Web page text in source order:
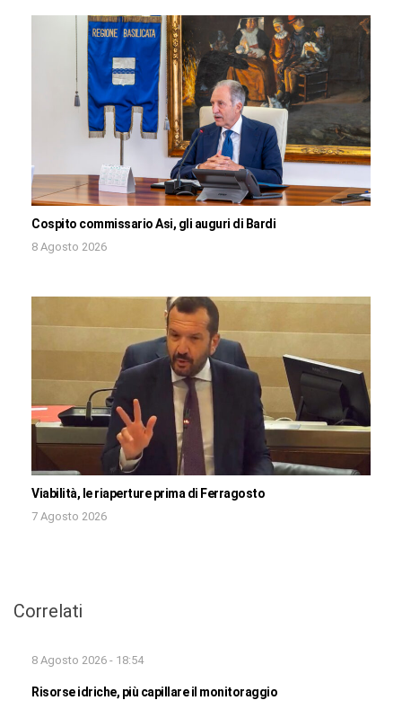
Cospito commissario Asi, gli auguri di Bardi
8 Agosto 2026
Viabilità, le riaperture prima di Ferragosto
7 Agosto 2026
Correlati
8 Agosto 2026 - 18:54
Risorse idriche, più capillare il monitoraggio